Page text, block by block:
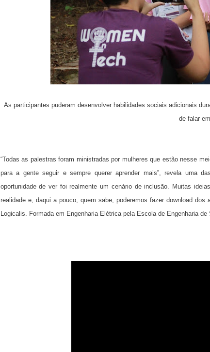
As participantes puderam desenvolver habilidades sociais adicionais
de falar
“Todas as palestras foram ministradas por mulheres que estão nesse
para a gente seguir e sempre querer aprender mais”, revela uma
oportunidade de ver foi realmente um cenário de inclusão. Muitas
realidade e, daqui a pouco, quem sabe, poderemos fazer download
Logicalis. Formada em Engenharia Elétrica pela Escola de Engenharia